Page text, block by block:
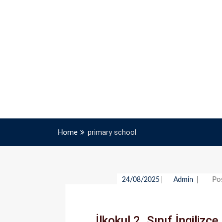
Home primary school
24/08/2025 Admin